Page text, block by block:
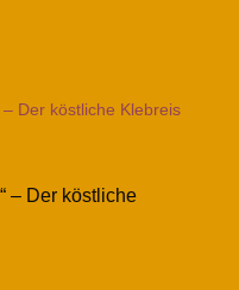
– Der köstliche